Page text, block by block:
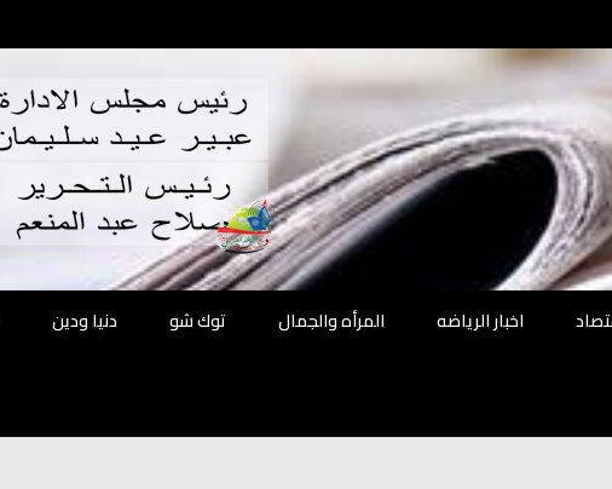
الحلم
اخبار الرياضه المرأه والجمال توك شو دنيا ودين